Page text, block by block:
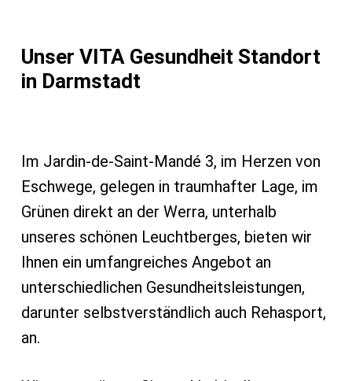
Unser VITA Gesundheit Standort
in Darmstadt
Im Jardin-de-Saint-Mandé 3, im Herzen von
Eschwege, gelegen in traumhafter Lage, im
Grünen direkt an der Werra, unterhalb
unseres schönen Leuchtberges, bieten wir
Ihnen ein umfangreiches Angebot an
unterschiedlichen Gesundheitsleistungen,
darunter selbstverständlich auch Rehasport,
an.